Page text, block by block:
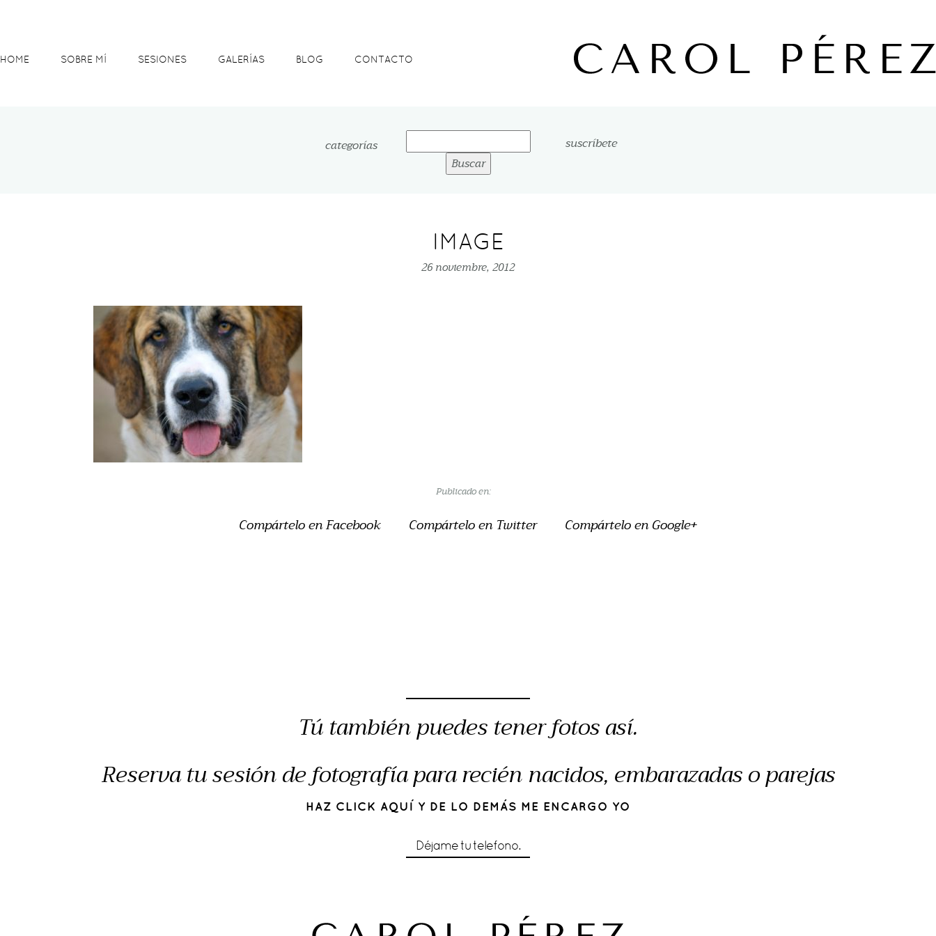
HOME SOBRE MÍ SESIONES GALERÍAS BLOG CONTACTO
categorías
Buscar: suscríbete
IMAGE
26 noviembre, 2012
Publicado en:
Compártelo en Facebook Compártelo en Twitter Compártelo en Google+
Tú también puedes tener fotos así.
Reserva tu sesión de fotografía para recién nacidos, embarazadas o parejas
HAZ CLICK AQUÍ Y DE LO DEMÁS ME ENCARGO YO
Déjame tu telefono.